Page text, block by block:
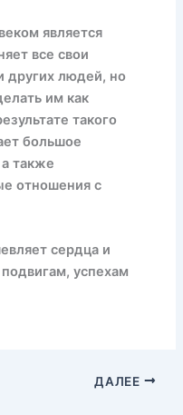
является
все свои
других людей, но
им как
такого
большое
также
отношения с
сердца и
успехам
ДАЛЕЕ